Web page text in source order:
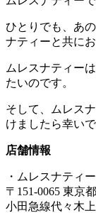
ひとりでも、あ
ナティーと共に
ムレスナティー
たいのです。
そして、ムレス
けましたら幸いで
店舗情報
・ムレスナティ
〒151-0065 東京
小田急線代々木